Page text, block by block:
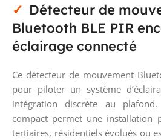
Détecteur de
Bluetooth BLE PIR
éclairage connecté
Ce détecteur de mouvement
pour piloter un système
intégration discrète au
compact permet une installation
tertiaires, résidentiels évolués ou